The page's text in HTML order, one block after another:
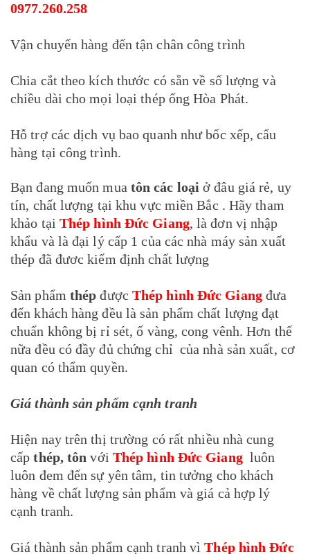
0977.260.258
Vận chuyển hàng đến tận chân công trình
Chia cắt theo kích thước có sẵn về số lượng và
chiều dài cho mọi loại thép ống Hòa Phát.
Hỗ trợ các dịch vụ bao quanh như bốc xếp, cẩu
hàng tại công trình.
Bạn đang muốn mua tôn các loại ở đâu giá rẻ, uy
tín, chất lượng tại khu vực miền Bắc . Hãy tham
khảo tại Thép hình Đức Giang, là đơn vị nhập
khẩu và là đại lý cấp 1 của các nhà máy sản xuất
thép đã đươc kiểm định chất lượng
Sản phẩm thép được Thép hình Đức Giang đưa
đến khách hàng đều là sản phẩm chất lượng đạt
chuẩn không bị rỉ sét, ố vàng, cong vênh. Hơn thế
nữa đều có đầy đủ chứng chỉ của nhà sản xuất, cơ
quan có thẩm quyền.
Giá thành sản phẩm cạnh tranh
Hiện nay trên thị trường có rất nhiều nhà cung
cấpthép, tônvới Thép hình Đức Giang luôn
luôn đem đến sự yên tâm, tin tưởng cho khách
hàng về chất lượng sản phẩm và giá cả hợp lý
cạnh tranh.
Giá thành sản phẩm cạnh tranh vìThép hình Đức